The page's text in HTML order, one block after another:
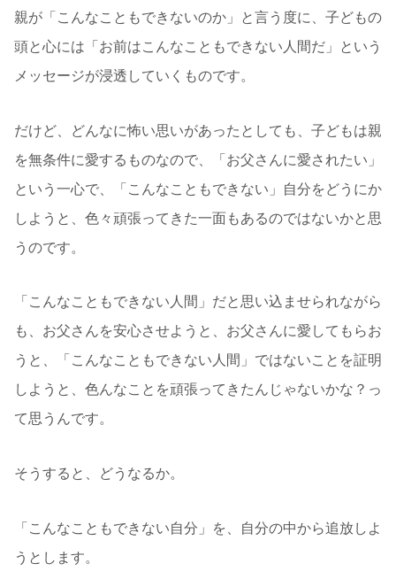
親が「こんなこともできないのか」と言う度に、子どもの
頭と心には「お前はこんなこともできない人間だ」という
メッセージが浸透していくものです。
だけど、どんなに怖い思いがあったとしても、子どもは親
を無条件に愛するものなので、「お父さんに愛されたい」
という一心で、「こんなこともできない」自分をどうにか
しようと、色々頑張ってきた一面もあるのではないかと思
うのです。
「こんなこともできない人間」だと思い込ませられながら
も、お父さんを安心させようと、お父さんに愛してもらお
うと、「こんなこともできない人間」ではないことを証明
しようと、色んなことを頑張ってきたんじゃないかな？っ
て思うんです。
そうすると、どうなるか。
「こんなこともできない自分」を、自分の中から追放しよ
うとします。